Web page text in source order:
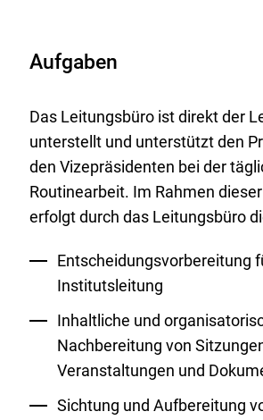
Aufgaben
Das Leitungsbüro ist direkt der
unterstellt und unterstützt den
den Vizepräsidenten bei der
Routinearbeit. Im Rahmen
erfolgt durch das Leitungsbüro
Entscheidungsvorbereitung
Institutsleitung
Inhaltliche und
Nachbereitung von
Veranstaltungen und
Sichtung und Aufbereitung